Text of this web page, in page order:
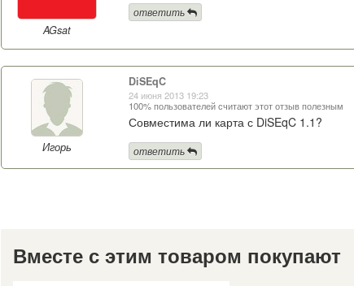
AGsat
ответить
Игорь
DiSEqC
24 июня 2013 19:23
100% пользователей считают этот отзыв полезным
Совместима ли карта с DiSEqC 1.1?
ответить
Вместе с этим товаром покупают